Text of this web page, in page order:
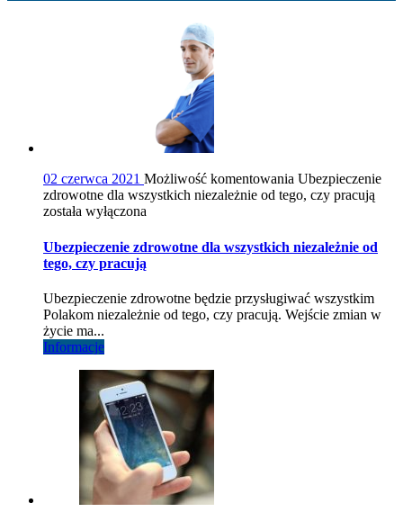
02 czerwca 2021 Możliwość komentowania Ubezpieczenie
zdrowotne dla wszystkich niezależnie od tego, czy pracują
została wyłączona
Ubezpieczenie zdrowotne dla wszystkich niezależnie od
tego, czy pracują
Ubezpieczenie zdrowotne będzie przysługiwać wszystkim
Polakom niezależnie od tego, czy pracują. Wejście zmian w
życie ma...
Informacje